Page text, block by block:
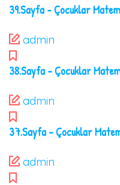
39.Sayfa – Çocuklar
admin
38.Sayfa – Çocuklar
admin
37.Sayfa – Çocuklar
admin